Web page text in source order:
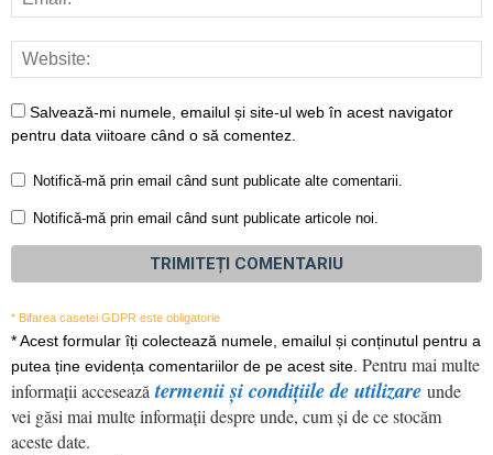
Salvează-mi numele, emailul și site-ul web în acest navigator
pentru data viitoare când o să comentez.
Notifică-mă prin email când sunt publicate alte comentarii.
Notifică-mă prin email când sunt publicate articole noi.
* Bifarea casetei GDPR este obligatorie
*Acest formular îți colectează numele, emailul și conținutul pentru a
putea ține evidența comentariilor de pe acest site. Pentru mai multe
informații acceseazătermenii și condițiile de utilizare unde
vei găsi mai multe informații despre unde, cum și de ce stocăm
aceste date.